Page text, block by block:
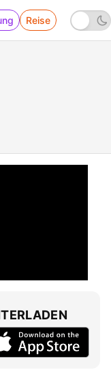
Reise